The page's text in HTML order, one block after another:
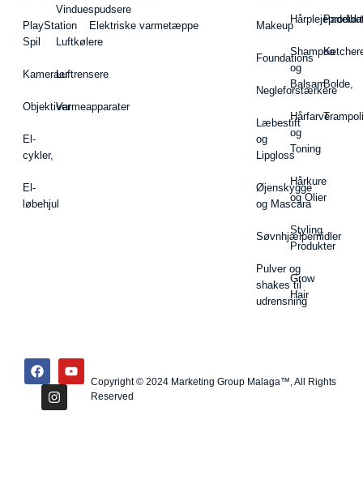
PlayStation
Spil
Kameraer
Objektiver
El-
cykler,
El-
løbehjul
Vinduespudsere
Luftkølere
Luftrensere
Varmeapparater
Elektriske varmetæppe Makeup
Foundations
Negleforstærkere
Læbestift
og
Lipgloss
Øjenskygge
og Mascara
Søvnhjælpemidler
Pulver og
shakes til
udrensning
Shampoo
og
Balsam
Hårfarve
og
Toning
Hårkure
og Olier
Styling
Produkter
Grow
Hair
Bolde,
Copyright © 2024 Marketing Group Malaga™, All Rights
Reserved